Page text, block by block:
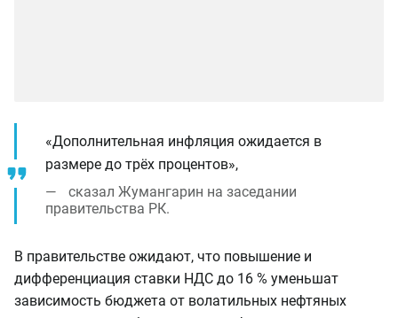
«Дополнительная инфляция ожидается в
размере до трёх процентов»,
сказал Жумангарин на заседании
правительства РК.
В правительстве ожидают, что повышение и
дифференциация ставки НДС до 16 % уменьшат
зависимость бюджета от волатильных нефтяных